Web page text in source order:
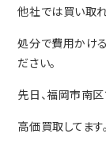
他社では買い取
処分で費用かけ
ださい。
先日、福岡市南
高価買取してます。